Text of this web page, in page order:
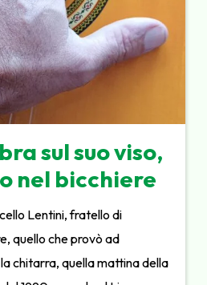
sul suo viso,
nel bicchiere
Lentini, fratello di
quello che provò ad
chitarra, quella mattina della